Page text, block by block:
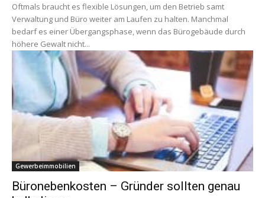
Oftmals braucht es flexible Lösungen, um den Betrieb samt
Verwaltung und Büro weiter am Laufen zu halten. Manchmal
bedarf es einer Übergangsphase, wenn das Bürogebäude durch
höhere Gewalt nicht...
Gewerbeimmobilien
Büronebenkosten – Gründer sollten genau